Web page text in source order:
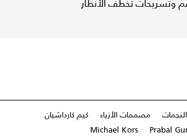
وتسريحات تخطف الأنظار
النجمات مصممات الأزياء
كيم كارداشيان
Prabal
Michael Kors